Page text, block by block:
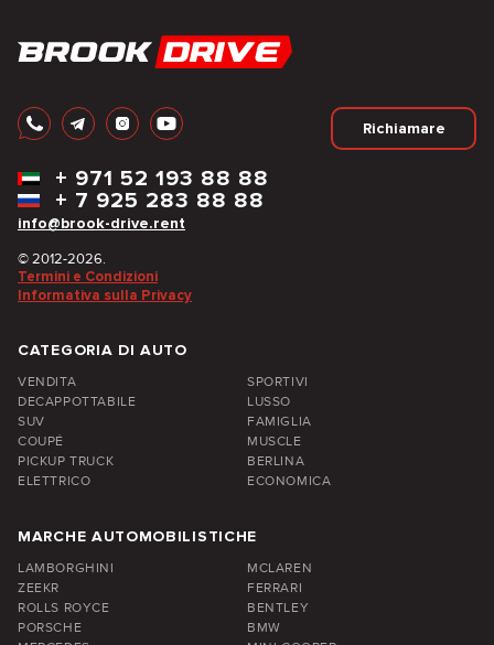
Richiamare
info@brook-drive.rent
+ 7 925 283 88 88
+ 971 52 193 88 88
© 2012-2026.
Termini e Condizioni
Informativa sulla Privacy
CATEGORIA DI AUTO
VENDITA
SPORTIVI
DECAPPOTTABILE
LUSSO
SUV
FAMIGLIA
COUPÉ
MUSCLE
PICKUP TRUCK
BERLINA
ELETTRICO
ECONOMICA
MARCHE AUTOMOBILISTICHE
LAMBORGHINI
MCLAREN
ZEEKR
FERRARI
ROLLS ROYCE
BENTLEY
PORSCHE
BMW